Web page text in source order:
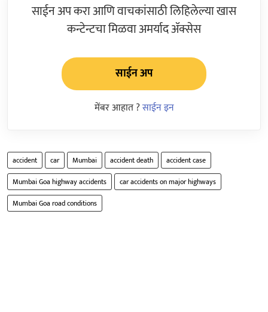
साईन अप करा आणि वाचकांसाठी लिहिलेल्या खास
कन्टेन्टचा मिळवा अमर्याद ॲक्सेस
साईन अप
मेंबर आहात ?साईन इन
accident car Mumbai accident death
accident case
Mumbai Goa highway accidents
car accidents on major highways
Mumbai Goa road conditions